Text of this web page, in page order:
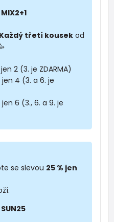
MIX2+1
Každý třetí kousek od
2 (3. je ZDARMA)
4 (3. a 6. je
6 (3., 6. a 9. je
se slevou 25 % jen
SUN25